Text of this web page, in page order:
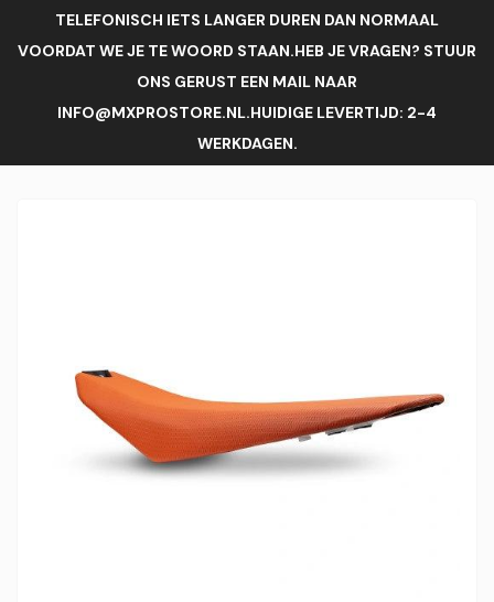
TELEFONISCH IETS LANGER DUREN DAN NORMAAL
VOORDAT WE JE TE WOORD STAAN.HEB JE VRAGEN? STUUR
ONS GERUST EEN MAIL NAAR
INFO@MXPROSTORE.NL.HUIDIGE LEVERTIJD: 2-4
WERKDAGEN.